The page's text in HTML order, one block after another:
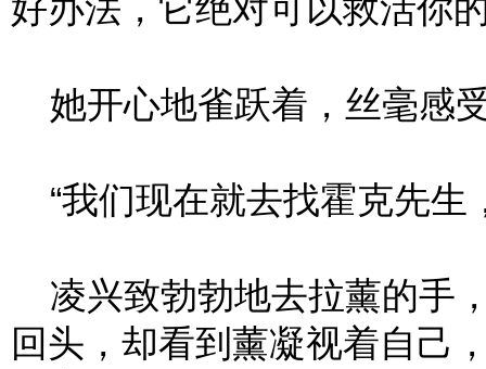
好办法，它绝对可以救活你
她开心地雀跃着，丝毫感
“我们现在就去找霍克先生
凌兴致勃勃地去拉薰的手
回头，却看到薰凝视着自己